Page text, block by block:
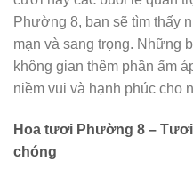
Phường 8, bạn sẽ tìm thấy
mạn và sang trọng. Những
không gian thêm phần ấm
niềm vui và hạnh phúc cho
Hoa tươi Phường 8 –
chóng